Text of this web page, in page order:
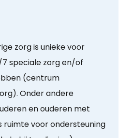
zorg is unieke voor
speciale zorg en/of
(centrum
Onder andere
en ouderen met
ruimte voor ondersteuning